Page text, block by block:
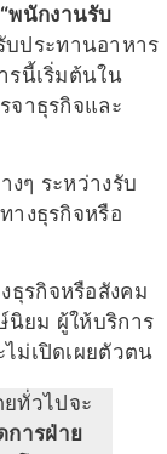
“พนักงานรับ
บประทานอาหาร
รนี้เริ่มต้นใน
จาธุรกิจและ
ๆ ระหว่างรับ
างธุรกิจหรือ
ธุรกิจหรือสังคม
ยม ผู้ให้บริการ
ม่เปิดเผยตัวตน
ทั่วไปจะ
การฝ่าย